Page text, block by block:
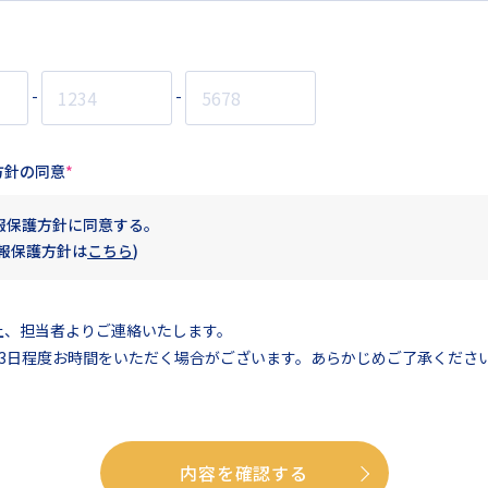
- -
の同意
護方針に同意する。
保護方針はこちら)
担当者よりご連絡いたします。
程度お時間をいただく場合がございます。あらかじめご了承くださ
内容を確認する